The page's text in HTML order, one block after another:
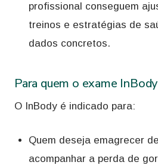
profissional conseguem
treinos e estratégias de
dados concretos.
Para quem o exame
O InBody é indicado para:
Quem deseja emagrecer
acompanhar a perda de